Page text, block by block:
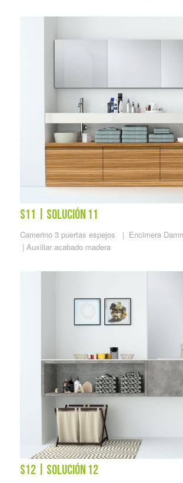
S11 | solución 11
Camerino 3 puertas espejos | Encimera
| Auxiliar acabado madera
S12 | solución 12